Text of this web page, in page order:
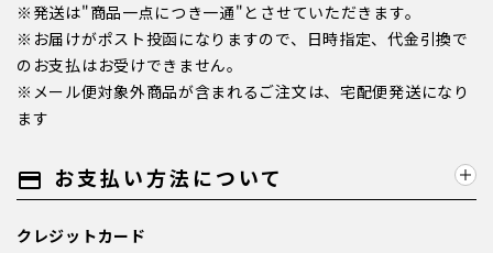
※発送は"商品一点につき一通"とさせていただきます。
※お届けがポスト投函になりますので、日時指定、代金引換で
のお支払はお受けできません。
※メール便対象外商品が含まれるご注文は、宅配便発送になり
ます
payment お支払い方法について
クレジットカード